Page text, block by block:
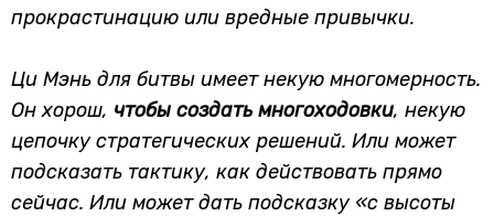
прокрастинацию или вредные привычки.
Ци Мэнь для битвы имеет некую многомерность.
Он хорош, чтобы создать многоходовки, некую
цепочку стратегических решений. Или может
подсказать тактику, как действовать прямо
сейчас. Или может дать подсказку «с высоты